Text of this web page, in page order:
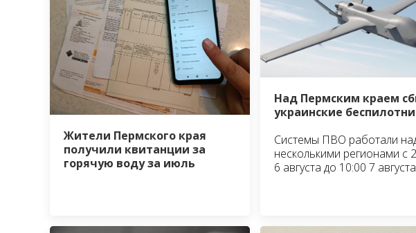
Жители Пермского края
получили квитанции за
горячую воду за июль
Над Пермским краем
украинские
Системы ПВО работали
несколькими регионами с
6 августа до 10:00 7 августа